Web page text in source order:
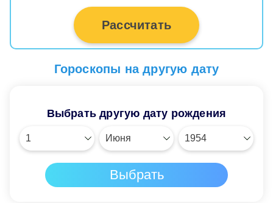
Рассчитать
Гороскопы на другую дату
Выбрать другую дату рождения